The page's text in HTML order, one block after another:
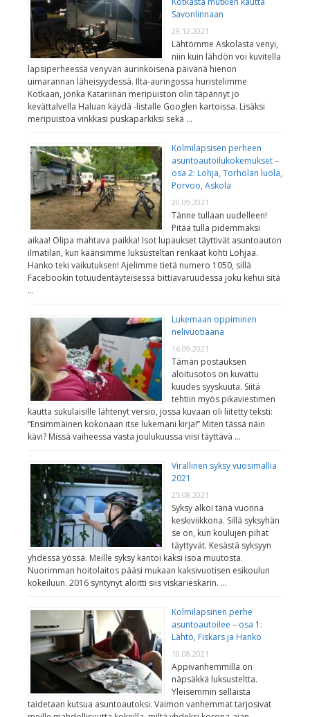
Savonlinnaan
29.12.2021
Lähtömme Askolasta venyi,
niin kuin lähdön voi kuvitella
lapsiperheessä venyvän aurinkoisena päivänä hienon
uimarannan läheisyydessä. Ilta-auringossa huristelimme
Kotkaan, jonka Katariinan meripuiston olin täpännyt jo
kevättalvella Haluan käydä -listalle Googlen kartoissa. Lisäksi
meripuistoa vinkkasi puskaparkiksi sekä …
Kolmilapsisen perheen
asuntoautoilukokemukset –
osa 2: Lohja, Torholan luola,
Porvoo, Askola
20.09.2021
Tänne tullaan uudelleen!
Pitää tulla pidemmäksi
aikaa! Olipa mahtava paikka! Isot lupaukset täyttivät asuntoauton
ilmatilan, kun käänsimme luksusteltan renkaat kohti Lohjaa.
Hanko teki vaikutuksen! Ajelimme tietä numero 1050, sillä
Facebookin totuudentäyteisessä bittiavaruudessa joku kehui sitä
…
Lukemaan oppiminen
nelivuotiaana
16.09.2021
Tämän postauksen
aloitusotos on kuvattu
kuudes syyskuuta. Siitä
tehtiin myös pikaviestimen
kautta sukulaisille lähtenyt versio, jossa kuvaan oli liitetty teksti:
“Ensimmäinen kokonaan itse lukemani kirja!” Miten tässä näin
kävi? Missä vaiheessa vasta joulukuussa viisi täyttävä …
Virallinen syksy vuosimallia
2021
25.08.2021
Syksy alkoi tänä vuonna
keskiviikkona. Sillä syksyhän
se on, kun koulujen pihat
täyttyvät. Kesästä syksyyn
yhdessä yössä. Meille syksy kantoi kaksi isoa muutosta.
Nuorimman hoitolaitos pääsi mukaan kaksivuotisen esikoulun
kokeiluun. 2016 syntynyt aloitti siis viskarieskarin. …
Kolmilapsinen perhe
asuntoautoilee – osa 1:
Lähtö, Fiskars ja Hanko
10.08.2021
Appivanhemmilla on
näpsäkkä luksusteltta.
Yleisemmin sellaista
taidetaan kutsua asuntoautoksi. Vaimon vanhemmat tarjosivat